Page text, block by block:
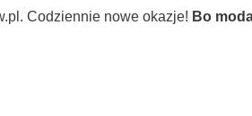
Codziennie nowe okazje! Bo